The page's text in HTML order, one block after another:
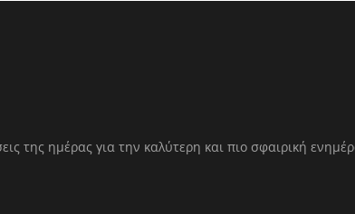
της ημέρας για την καλύτερη και πιο σφαιρική